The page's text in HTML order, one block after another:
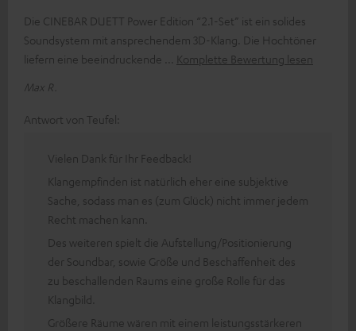
Die CINEBAR DUETT Power Edition “2.1-Set” ist ein solides
Soundsystem mit ansprechendem 3D-Klang. Die Hochtöner
liefern eine beeindruckende
Komplette Bewertung lesen
Max R.
Antwort von Teufel:
Vielen Dank für Ihr Feedback!
Klangempfinden ist natürlich eher eine subjektive
Sache, sodass man es (zum Glück) nicht immer jedem
Recht machen kann.
Des weiteren spielt die Aufstellung/Positionierung
der Soundbar, sowie Größe und Beschaffenheit des
zu beschallenden Raums eine große Rolle für das
Klangbild.
Größere Räume wären mit einem leistungsstärkeren